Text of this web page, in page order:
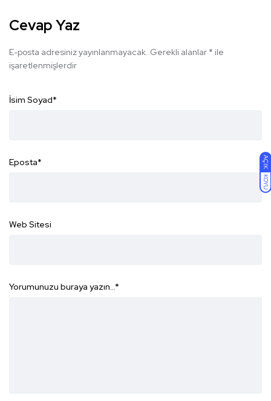
AÇIK
KOYU
Cevap Yaz
E-posta adresiniz yayınlanmayacak. Gerekli alanlar * ile
işaretlenmişlerdir
İsim Soyad*
Eposta*
Web Sitesi
Yorumunuzu buraya yazın...*